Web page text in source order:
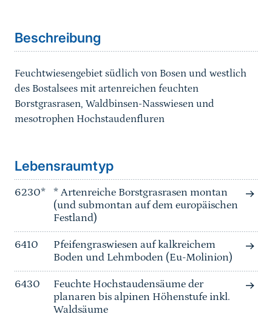
Beschreibung
Feuchtwiesengebiet südlich von Bosen und westlich
des Bostalsees mit artenreichen feuchten
Borstgrasrasen, Waldbinsen-Nasswiesen und
mesotrophen Hochstaudenfluren
Lebensraumtyp
6230*
* Artenreiche Borstgrasrasen montan
(und submontan auf dem europäischen
Festland)
6410
Pfeifengraswiesen auf kalkreichem
Boden und Lehmboden (Eu-Molinion)
6430
Feuchte Hochstaudensäume der
planaren bis alpinen Höhenstufe inkl.
Waldsäume